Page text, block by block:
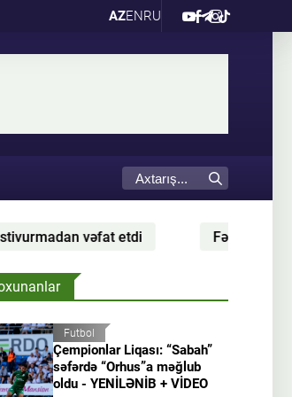
AZENRU
Fərid Qayıbov: “Bu gün Mingəçevirdə əsl
Futbol
Çempionlar Liqası: “Sabah”
səfərdə “Orhus”a məğlub
oldu - YENİLƏNİB + VİDEO